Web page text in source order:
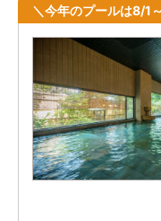
＼今年のプールは8/1